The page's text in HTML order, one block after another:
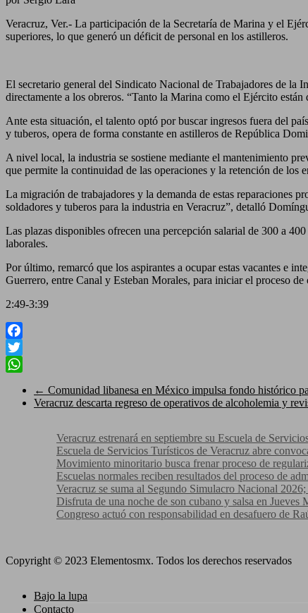
Veracruz, Ver.- La participación de la Secretaría de Marina y el
superiores, lo que generó un déficit de personal en los astilleros.
El secretario general del Sindicato Nacional de Trabajadores de la
directamente a los obreros. “Tanto la Marina como el Ejército
Ante esta situación, el talento optó por buscar ingresos fuera del
y tuberos, opera de forma constante en astilleros de República
A nivel local, la industria se sostiene mediante el mantenimiento
que permite la continuidad de las operaciones y la retención de los
La migración de trabajadores y la demanda de estas reparaciones
soldadores y tuberos para la industria en Veracruz”, detalló
Las plazas disponibles ofrecen una percepción salarial de 300 a
laborales.
Por último, remarcó que los aspirantes a ocupar estas vacantes e
Guerrero, entre Canal y Esteban Morales, para iniciar el proceso de
2:49-3:39
Facebook
Twitter
← Comunidad libanesa en México impulsa fondo histórico
Veracruz descarta regreso de operativos de alcoholemia y
Veracruz estrenará en septiembre su Escuela de
Escuela de Servicios Turísticos de Veracruz abre
Movimiento minoritario busca frenar proceso de
Escuelas normales reciben resultados del proceso de
Veracruz se suma al Segundo Simulacro Nacional
Disfruta de una noche de son cubano y salsa en Jueves
Congreso actuó con responsabilidad en desafuero de
Copyright © 2023 Elementosmx. Todos los derechos reservados
Bajo la lupa
Contacto